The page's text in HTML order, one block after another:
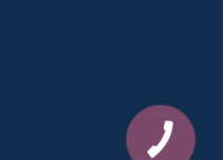
КНОПКА
ЗВ'ЯЗКУ